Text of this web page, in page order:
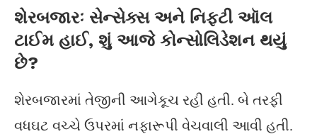
શેરબજારઃ સેન્સેક્સ અને નિફટી ઑલ
ટાઈમ હાઈ, શું આજે કોન્સોલિડેશન થયું
છે?
શેરબજારમાં તેજીની આગેકૂચ રહી હતી. બે તરફી
વધઘટ વચ્ચે ઉપરમાં નફારૂપી વેચવાલી આવી હતી.